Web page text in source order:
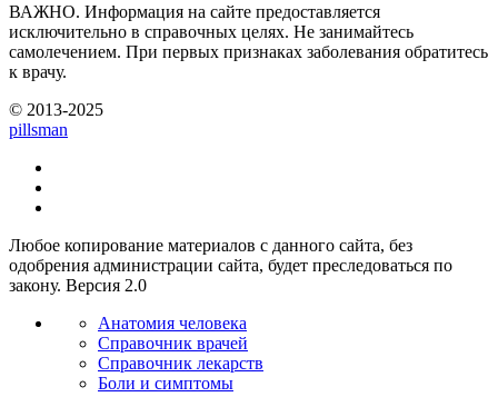
ВАЖНО. Информация на сайте предоставляется
исключительно в справочных целях. Не занимайтесь
самолечением. При первых признаках заболевания обратитесь
к врачу.
© 2013-2025
pillsman
Любое копирование материалов с данного сайта, без
одобрения администрации сайта, будет преследоваться по
закону. Версия 2.0
Анатомия человека
Справочник врачей
Справочник лекарств
Боли и симптомы